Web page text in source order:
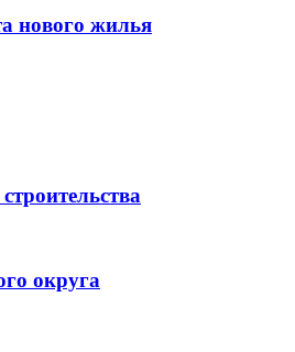
нового жилья
округа